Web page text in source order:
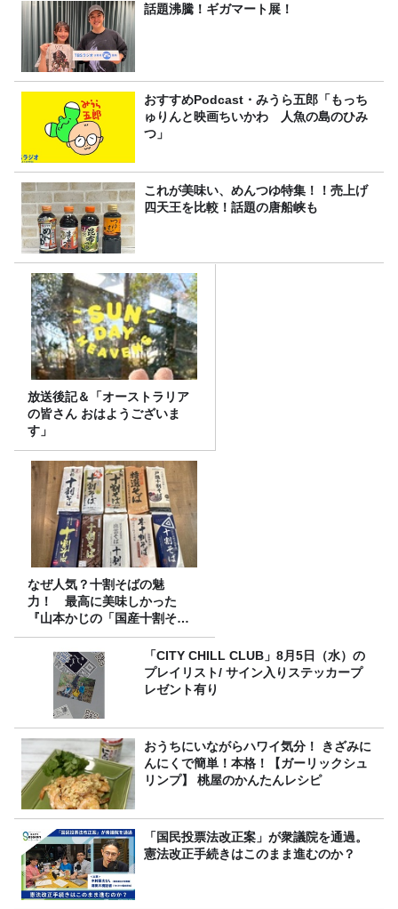
話題沸騰！ギガマート展！
おすすめPodcast・みうら五郎「もっち
ゅりんと映画ちいかわ 人魚の島のひみ
つ」
これが美味い、めんつゆ特集！！売上げ
四天王を比較！話題の唐船峡も
放送後記＆「オーストラリア
の皆さん おはようございま
す」
なぜ人気？十割そばの魅
力！ 最高に美味しかった
『山本かじの「国産十割そ
ば」』とは？【十割そば10種
食べ比べ】
「CITY CHILL CLUB」8月5日（水）の
プレイリスト/ サイン入りステッカープ
レゼント有り
おうちにいながらハワイ気分！ きざみに
んにくで簡単！本格！【ガーリックシュ
リンプ】 桃屋のかんたんレシピ
「国民投票法改正案」が衆議院を通過。
憲法改正手続きはこのまま進むのか？